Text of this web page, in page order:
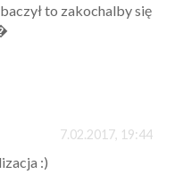
to zakochalby się
7.02.2017, 19:44
:)